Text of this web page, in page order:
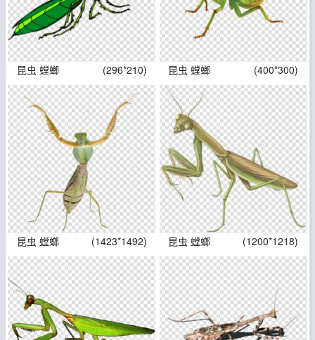
昆虫 螳螂 (296*210) 昆虫 螳螂 (400*300)
昆虫 螳螂 (1423*1492) 昆虫 螳螂 (1200*1218)